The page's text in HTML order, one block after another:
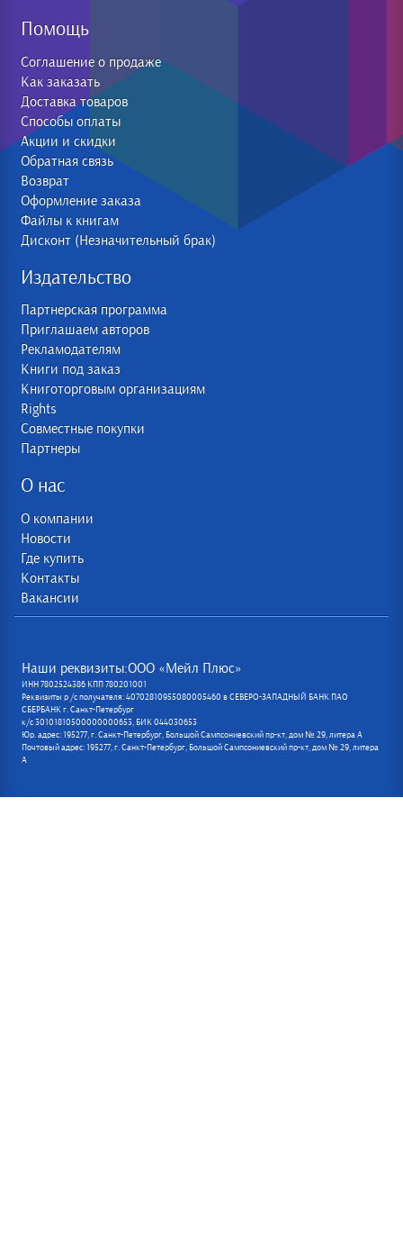
Помощь
Соглашение о продаже
Как заказать
Доставка товаров
Способы оплаты
Акции и скидки
Обратная связь
Возврат
Оформление заказа
Файлы к книгам
Дисконт (Незначительный брак)
Издательство
Партнерская программа
Приглашаем авторов
Рекламодателям
Книги под заказ
Книготорговым организациям
Rights
Совместные покупки
Партнеры
О нас
О компании
Новости
Где купить
Контакты
Вакансии
Наши реквизиты:ООО «Мейл Плюс»
ИНН 7802524386 КПП 780201001
Реквизиты р /с получателя: 40702810955080005460 в СЕВЕРО-ЗАПАДНЫЙ БАНК ПАО
СБЕРБАНК г. Санкт-Петербург
к/с 30101810500000000653, БИК 044030653
Юр. адрес: 195277, г. Санкт-Петербург, Большой Сампсониевский пр-кт, дом № 29, литера А
Почтовый адрес: 195277, г. Санкт-Петербург, Большой Сампсониевский пр-кт, дом № 29, литера
А